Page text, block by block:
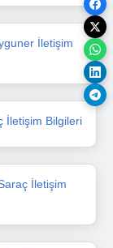
İletişim
İletişim Bilgileri
İletişim